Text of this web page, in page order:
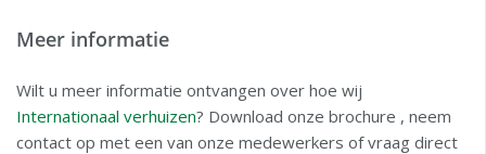
Meer informatie
Wilt u meer informatie ontvangen over hoe wij
Internationaal verhuizen? Download onze brochure , neem
contact op met een van onze medewerkers of vraag direct